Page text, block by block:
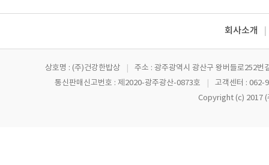
회사소개
상호명 : (주)건강한밥상
주소 : 광주광역시 광산구 왕버들로252
통신판매신고번호 : 제2020-광주광산-0873호
고객센터 : 062-
Copyright (c) 2017